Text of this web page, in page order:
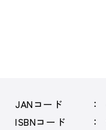
JANコード
ISBNコード